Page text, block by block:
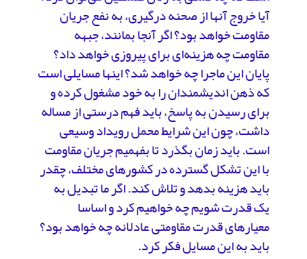
آیا خروج آنها از صحنه درگیری، به نفع جریان
مقاومت خواهد بود؟ اگر آنجا بمانند، جبهه
مقاومت چه هزینه‌ای برای پیروزی خواهد داد؟
پایان این ماجرا چه خواهد شد؟ اینها مسایلی است
که ذهن اندیشمندان را به خود مشغول کرده و
برای رسیدن به پاسخ، باید فهم درستی از مساله
داشت، چون این شرایط محمل رویداد وسیعی
است. باید زمان بگذرد تا بفهمیم جریان مقاومت
با این تشکل گسترده در کشورهای مختلف، چقدر
باید هزینه بدهد و تلاش کند. اگر ما تبدیل به
یک قدرت شویم چه خواهیم کرد و اساسا
معیارهای قدرت مقاومتی عادلانه چه خواهد بود؟
باید به این مسایل فکر کرد.